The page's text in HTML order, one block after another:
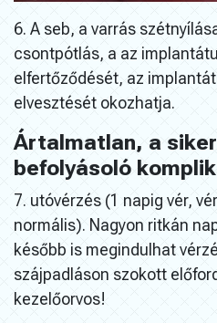
6. A seb, a varrás
csontpótlás, a az
elfertőződését, az
elvesztését okozhatja.
Ártalmatlan, a
befolyásoló
7. utóvérzés (1 napig vér,
normális). Nagyon ritkán
később is megindulhat
szájpadláson szokott
kezelőorvos!